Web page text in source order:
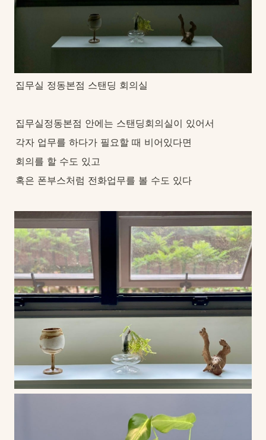
집무실 정동본점 스탠딩 회의실
집무실정동본점 안에는 스탠딩회의실이 있어서
각자 업무를 하다가 필요할 때 비어있다면
회의를 할 수도 있고
혹은 폰부스처럼 전화업무를 볼 수도 있다